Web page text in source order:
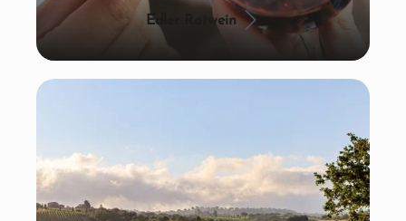
Edler Rotwein